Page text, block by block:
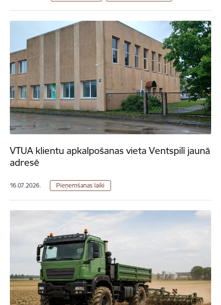
VTUA klientu apkalpošanas vieta Ventspilī jaunā
adresē
16.07.2026. Pieņemšanas laiki